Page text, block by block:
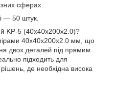
сферах.
— 50 штук.
KP-5 (40x40x200x2.0)?
40x40x200x2.0 мм, що
двох деталей під прямим
підходить для
рішень, де необхідна висока